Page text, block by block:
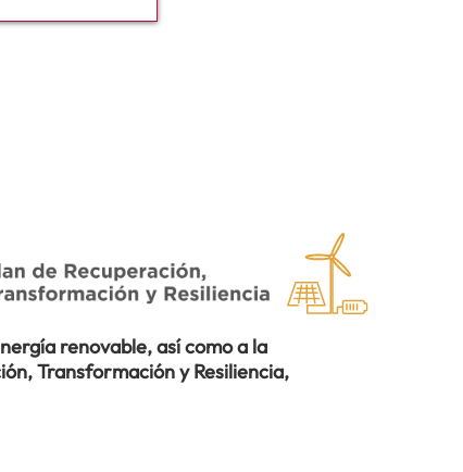
renovable, así como a la
Transformación y Resiliencia,